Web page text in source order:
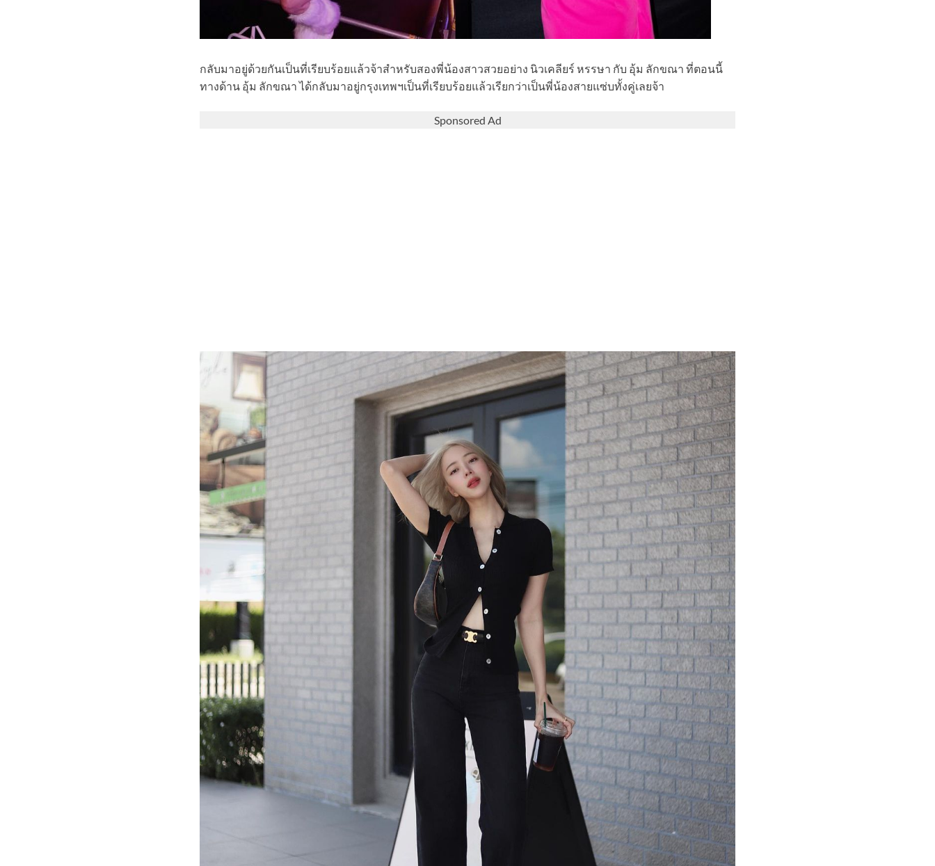
กลับมาอยู่ด้วยกันเป็นที่เรียบร้อยแล้วจ้าสำหรับสองพี่น้องสาวสวยอย่าง นิวเคลียร์ หรรษา กับ อุ้ม ลักขณา ที่ตอนนี้
ทางด้าน อุ้ม ลักขณา ได้กลับมาอยู่กรุงเทพฯเป็นที่เรียบร้อยแล้วเรียกว่าเป็นพี่น้องสายแซ่บทั้งคู่เลยจ้า
Sponsored Ad